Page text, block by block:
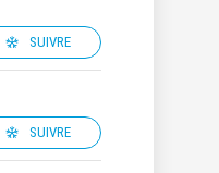
SUIVRE
SUIVRE